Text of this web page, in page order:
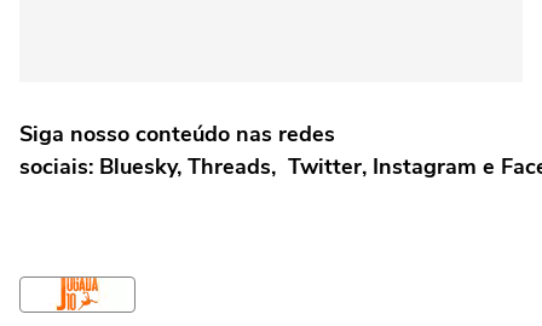
Siga nosso conteúdo nas redes
sociais: Bluesky, Threads, Twitter, Instagram e